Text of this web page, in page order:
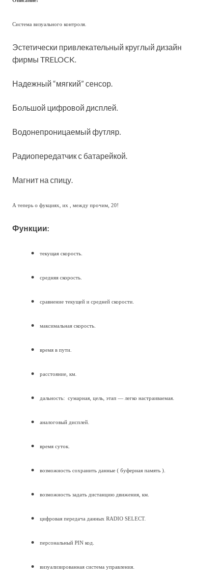
Система визуального контроля.
Эстетически привлекательный круглый дизайн
фирмы TRELOCK.
Надежный “мягкий” сенсор.
Большой цифровой дисплей.
Водонепроницаемый футляр.
Радиопередатчик с батарейкой.
Магнит на спицу.
А теперь о фукциях, их , между прочим, 20!
Функции:
текущая скорость.
средняя скорость.
сравнение текущей и средней скорости.
максимальная скорость.
время в пути.
расстояние, км.
дальность: сумарная, цель, этап — легко настраиваемая.
аналоговый дисплей.
время суток.
возможность сохранить данные ( буферная память ).
возможность задать дистанцию движения, км.
цифровая передача данных RADIO SELECT.
персональный PIN код.
визуализированная система управления.